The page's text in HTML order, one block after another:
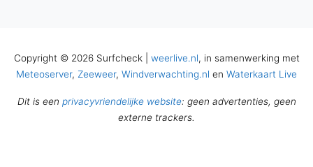
Copyright © 2026 Surfcheck | weerlive.nl, in samenwerking met
Meteoserver, Zeeweer, Windverwachting.nl en Waterkaart Live
Dit is een privacyvriendelijke website: geen advertenties, geen
externe trackers.